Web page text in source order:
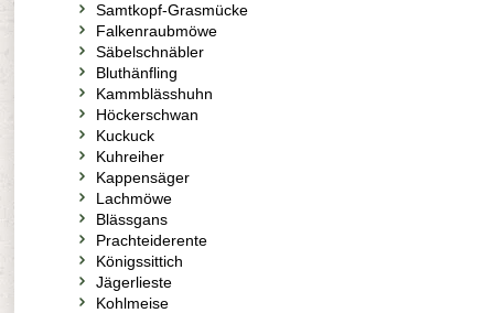
Samtkopf-Grasmücke
Falkenraubmöwe
Säbelschnäbler
Bluthänfling
Kammblässhuhn
Höckerschwan
Kuckuck
Kuhreiher
Kappensäger
Lachmöwe
Blässgans
Prachteiderente
Königssittich
Jägerlieste
Kohlmeise